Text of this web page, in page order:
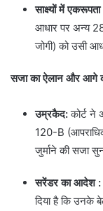
साक्ष्यों में एकरूपता
आधार पर अन्य 28
जोगी) को उसी
सजा का ऐलान और आगे
उम्रकैद:कोर्ट ने
120-B
जुर्माने की सजा
सरेंडर का आदेश :
दिया है कि उनके